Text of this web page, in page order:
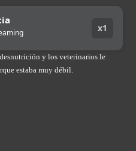
la habían regalado»: qué declaró
en medio de una operación
piden a la Justicia que intime al
x1
y los veterinarios le
estaba muy débil.